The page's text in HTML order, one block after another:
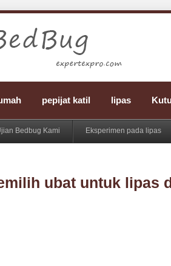
pepijat katil lipas
Bedbug Kami Eksperimen pada lipas
ubat untuk lipas